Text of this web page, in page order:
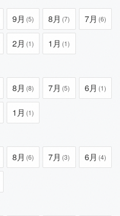
9月 (5) 8月 (7) 7月 (6)
2月 (1) 1月 (1)
8月 (8) 7月 (5) 6月 (1)
1月 (1)
8月 (6) 7月 (3) 6月 (4)